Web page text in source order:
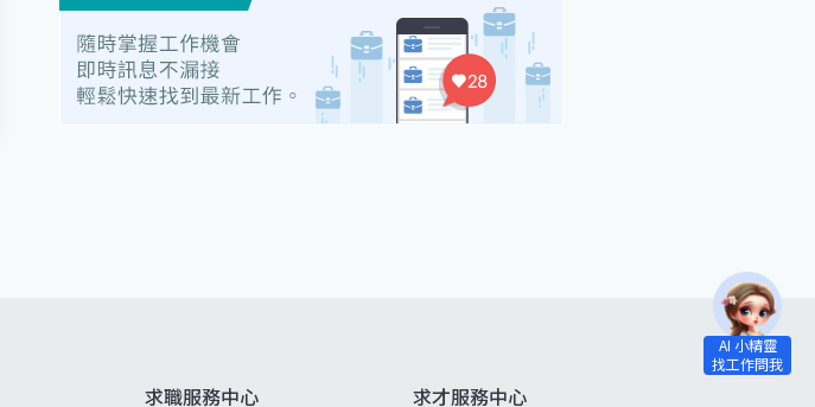
求職服務中心 求才服務中心